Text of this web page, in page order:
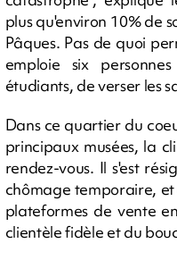
plus qu'environ 10% de
Pâques. Pas de quoi
emploie six
étudiants, de verser les
Dans ce quartier du
principaux musées, la
rendez-vous. Il s'est
chômage temporaire,
plateformes de vente
clientèle fidèle et du